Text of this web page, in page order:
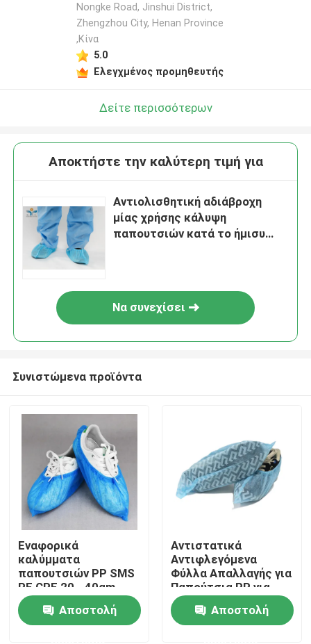
Σπίτι
Προϊόντα
Nongke Road, Jinshui District,
Zhengzhou City, Henan Province
,Κίνα
5.0
Ελεγχμένος προμηθευτής
Δείτε περισσότερων
Αποκτήστε την καλύτερη τιμή για
Αντιολισθητική αδιάβροχη
μίας χρήσης κάλυψη
παπουτσιών κατά το ήμισυ
Να συνεχίσει
Συνιστώμενα προϊόντα
Εναφορικά
καλύμματα
παπουτσιών PP SMS
PE CPE 20 - 40gm
Αδιάβροχο 100pcs /
σακούλαΑποστολή
Αντιστατικά
Αντιφλεγόμενα
Φύλλα Απαλλαγής για
Παπούτσια PP για
Εργοστάσια / Οικιακά
Αποστολή